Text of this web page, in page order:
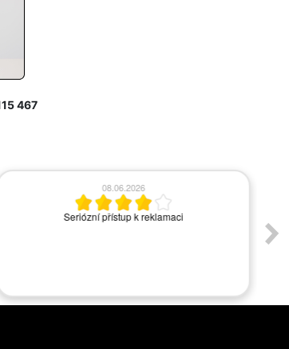
467
08.06.2026
Seriózní přístup k reklamaci